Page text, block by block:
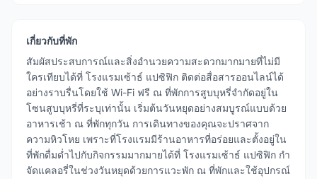
เกี่ยวกับที่พัก
สัมผัสประสบการณ์และสิ่งอำนวยความสะดวกมากมายที่ไม่มี
ใครเทียบได้ที่ โรงแรมเซ้าธ์ แปซิฟิก ติดต่อสื่อสารออนไลน์ได้
อย่างราบรื่นโดยใช้ Wi-Fi ฟรี ณ ที่พักการสูบบุหรี่จำกัดอยู่ใน
โซนสูบบุหรี่ที่ระบุเท่านั้น เริ่มต้นวันหยุดอย่างสมบูรณ์แบบด้วย
อาหารเช้า ณ ที่พักทุกวัน การเดินทางของคุณจะปราศจาก
ความหิวโหย เพราะที่โรงแรมมีร้านอาหารที่อร่อยและตั้งอยู่ใน
ที่พักดื่มด่ำไปกับกิจกรรมมากมายได้ที่ โรงแรมเซ้าธ์ แปซิฟิก กำ
จัดแคลอรี่ในช่วงวันหยุดด้วยการแวะพัก ณ ที่พักและใช้อุปกรณ์